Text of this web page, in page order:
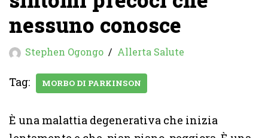
nessuno conosce
Stephen Ogongo Allerta Salute
Tag: MORBO DI PARKINSON
È una malattia degenerativa che inizia